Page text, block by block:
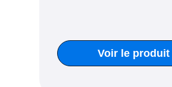
Voir le produit